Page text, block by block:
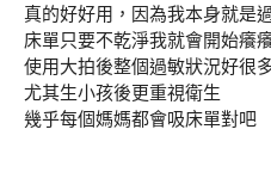
真的好好用，因為我本身就是
床單只要不乾淨我就會開始癢
使用大拍後整個過敏狀況好很
尤其生小孩後更重視衛生
幾乎每個媽媽都會吸床單對吧